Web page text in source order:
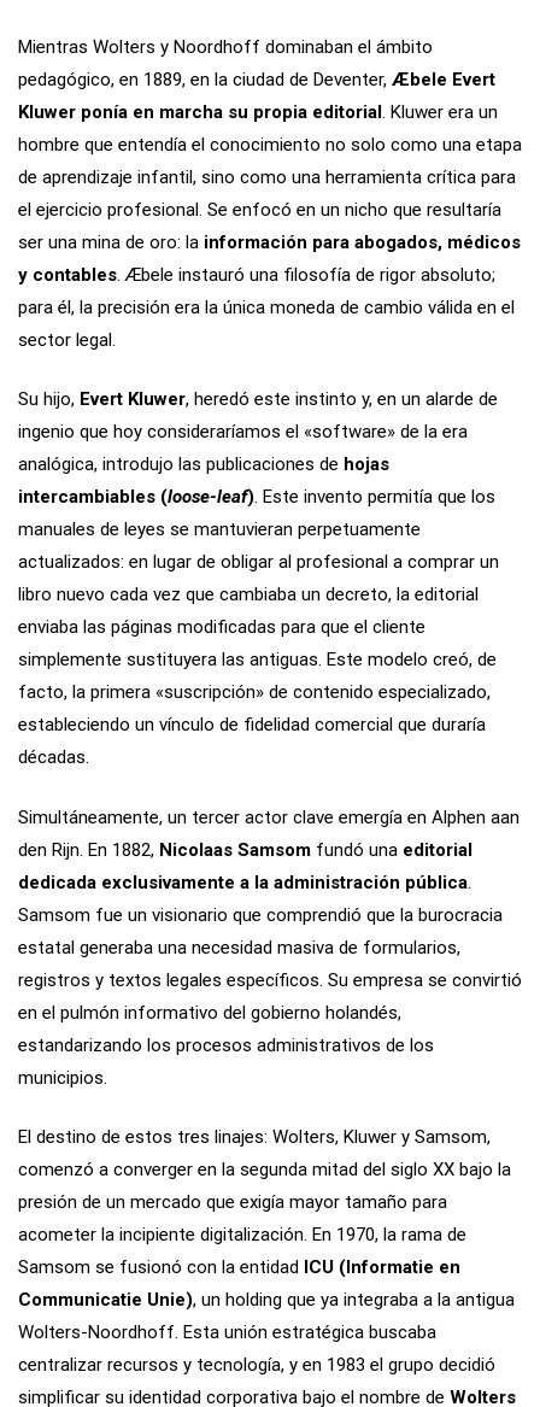
Mientras Wolters y Noordhoff dominaban el ámbito
pedagógico, en 1889, en la ciudad de Deventer, Æbele Evert
Kluwer ponía en marcha su propia editorial . Kluwer era un
hombre que entendía el conocimiento no solo como una etapa
de aprendizaje infantil, sino como una herramienta crítica para
el ejercicio profesional. Se enfocó en un nicho que resultaría
ser una mina de oro: la información para abogados, médicos
y contables . Æbele instauró una filosofía de rigor absoluto;
para él, la precisión era la única moneda de cambio válida en el
sector legal.
Su hijo, Evert Kluwer, heredó este instinto y, en un alarde de
ingenio que hoy consideraríamos el «software» de la era
analógica, introdujo las publicaciones de hojas
intercambiables (loose-leaf). Este invento permitía que los
manuales de leyes se mantuvieran perpetuamente
actualizados: en lugar de obligar al profesional a comprar un
libro nuevo cada vez que cambiaba un decreto, la editorial
enviaba las páginas modificadas para que el cliente
simplemente sustituyera las antiguas. Este modelo creó, de
facto, la primera «suscripción» de contenido especializado,
estableciendo un vínculo de fidelidad comercial que duraría
décadas.
Simultáneamente, un tercer actor clave emergía en Alphen aan
den Rijn. En 1882, Nicolaas Samsom fundó una editorial
dedicada exclusivamente a la administración pública
Samsom fue un visionario que comprendió que la burocracia
estatal generaba una necesidad masiva de formularios,
registros y textos legales específicos. Su empresa se convirtió
en el pulmón informativo del gobierno holandés,
estandarizando los procesos administrativos de los
municipios.
El destino de estos tres linajes: Wolters, Kluwer y Samsom,
comenzó a converger en la segunda mitad del siglo XX bajo la
presión de un mercado que exigía mayor tamaño para
acometer la incipiente digitalización. En 1970, la rama de
Samsom se fusionó con la entidad ICU (Informatie en
Communicatie Unie), un holding que ya integraba a la antigua
Wolters-Noordhoff. Esta unión estratégica buscaba
centralizar recursos y tecnología, y en 1983 el grupo decidió
simplificar su identidad corporativa bajo el nombre de Wolters